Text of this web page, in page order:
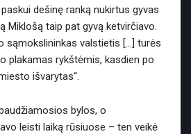
dešinę ranką nukirtus gyvas
Miklošą taip pat gyvą ketvirčiavo.
sąmokslininkas valstietis […] turės
plakamas rykštėmis, kasdien po
išvarytas“.
bylos, o
leisti laiką rūsiuose – ten veikė